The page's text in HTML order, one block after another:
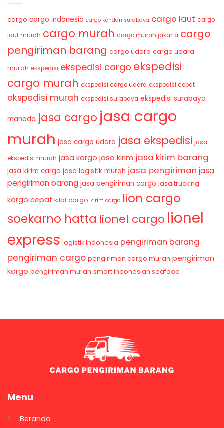
cargo cargo indonesia cargo kendari surabaya cargo laut cargo
laut murah cargo murah cargo murah jakarta cargo
pengiriman barang cargo udara cargo udara
murah ekspedisi ekspedisi cargo ekspedisi
cargo murah ekspedisi cargo udara ekspedisi cepat
ekspedisi murah ekspedisi surabaya ekspedisi surabaya
manado jasa cargo jasa cargo
murah jasa cargo udara jasa ekspedisi jasa
ekspedisi murah jasa kargo jasa kirim jasa kirim barang
jasa kirim cargo jasa logistik murah jasa pengiriman jasa
pengiriman barang jasa pengiriman cargo jasa trucking
kargo cepat kilat cargo kirim cargo lion cargo
soekarno hatta lionel cargo lionel
express logistik Indonesia pengiriman barang
pengiriman cargo pengiriman cargo murah pengiriman
kargo pengiriman murah smart indonesian seafood
Menu
Beranda